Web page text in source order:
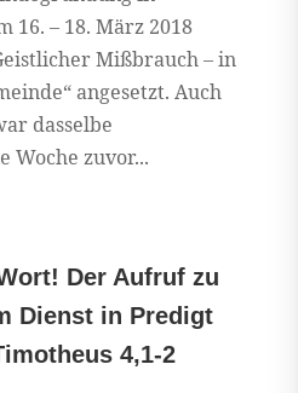
16. – 18. März 2018
Mißbrauch – in
angesetzt. Auch
dasselbe
Woche zuvor...
Der Aufruf zu
Dienst in Predigt
4,1-2